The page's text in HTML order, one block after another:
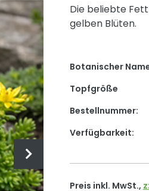
Die beliebte
gelben Blüten.
Botanischer
Topfgröße
Bestellnummer:
Verfügbarkeit:
Preis inkl. MwSt.,